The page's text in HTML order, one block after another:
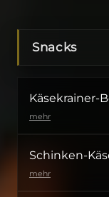
Snacks
Käsekrainer-
mehr
Schinken-
mehr